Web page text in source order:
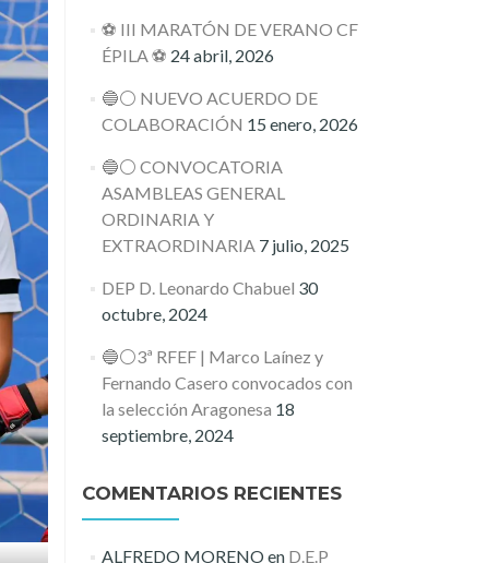
⚽ III MARATÓN DE VERANO CF
ÉPILA ⚽ 24 abril, 2026
🔵⚪️ NUEVO ACUERDO DE
COLABORACIÓN 15 enero, 2026
🔵⚪️ CONVOCATORIA
ASAMBLEAS GENERAL
ORDINARIA Y
EXTRAORDINARIA 7 julio, 2025
DEP D. Leonardo Chabuel 30
octubre, 2024
🔵⚪️3ª RFEF | Marco Laínez y
Fernando Casero convocados con
la selección Aragonesa 18
septiembre, 2024
COMENTARIOS RECIENTES
ALFREDO MORENOen D.E.P